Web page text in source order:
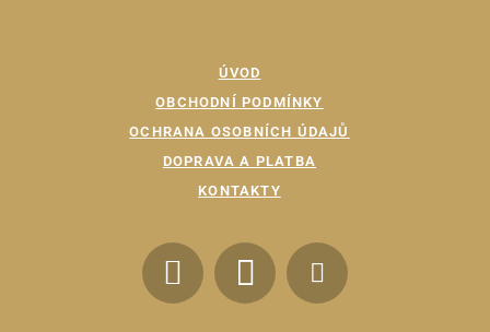
ÚVOD
OBCHODNÍ PODMÍNKY
OCHRANA OSOBNÍCH ÚDAJŮ
DOPRAVA A PLATBA
KONTAKTY